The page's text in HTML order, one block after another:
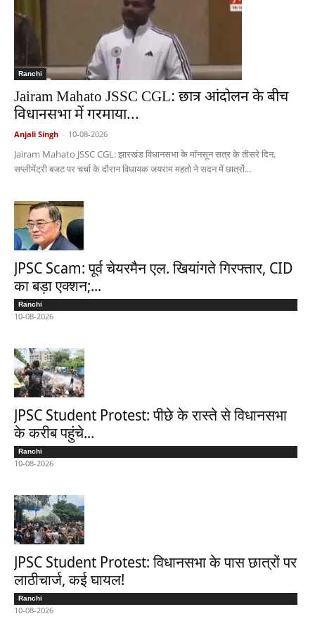
Ranchi
Jairam Mahato JSSC CGL: छात्र आंदोलन के बीच
विधानसभा में गरमाया...
Anjali Singh - 10-08-2026
Jairam Mahato JSSC CGL: झारखंड विधानसभा के मॉनसून सत्र के तीसरे दिन,
सप्लीमेंट्री बजट पर चर्चा के दौरान विधायक जयराम महतो ने सदन में छात्रों...
JPSC Scam: पूर्व चेयरमैन एल. खियांगते गिरफ्तार, CID
का बड़ा एक्शन;...
Ranchi
10-08-2026
JPSC Student Protest: पीछे के रास्ते से विधानसभा
के करीब पहुंचे...
Ranchi
10-08-2026
JPSC Student Protest: विधानसभा के पास छात्रों पर
लाठीचार्ज, कई घायल!
Ranchi
10-08-2026